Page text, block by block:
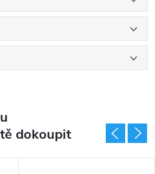
dokoupit